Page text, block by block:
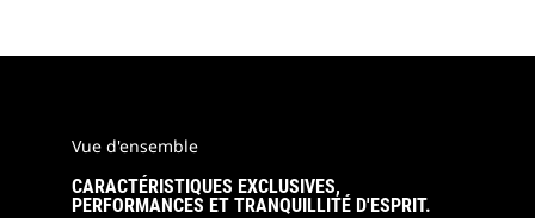
Vue d'ensemble
CARACTÉRISTIQUES EXCLUSIVES,
PERFORMANCES ET TRANQUILLITÉ D'ESPRIT.